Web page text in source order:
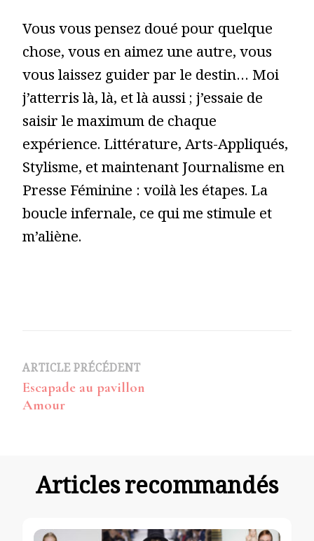
Vous vous pensez doué pour quelque
chose, vous en aimez une autre, vous
vous laissez guider par le destin… Moi
j’atterris là, là, et là aussi ; j’essaie de
saisir le maximum de chaque
expérience. Littérature, Arts-Appliqués,
Stylisme, et maintenant Journalisme en
Presse Féminine : voilà les étapes. La
boucle infernale, ce qui me stimule et
m’aliène.
Navigation
d’article
ARTICLE PRÉCÉDENT
Escapade au pavillon
Amour
Articles recommandés